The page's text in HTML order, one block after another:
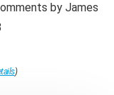
by James
)